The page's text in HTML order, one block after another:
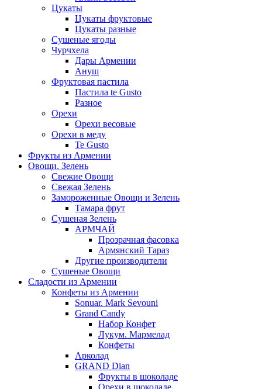
Цукаты
Цукаты фруктовые
Цукаты разные
Сушеные ягоды
Чурчхела
Дары Армении
Ануш
Фруктовая пастила
Пастила te Gusto
Разное
Орехи
Орехи весовые
Орехи в меду
Te Gusto
Фрукты из Армении
Овощи. Зелень
Свежие Овощи
Свежая Зелень
Замороженные Овощи и Зелень
Тамара фрут
Сушеная Зелень
АРМЧАЙ
Прозрачная фасовка
Армянский Тараз
Другие производители
Сушеные Овощи
Сладости из Армении
Конфеты из Армении
Sonuar. Mark Sevouni
Grand Candy
Набор Конфет
Лукум. Мармелад
Конфеты
Арколад
GRAND Dian
Фрукты в шоколаде
Орехи в шоколаде